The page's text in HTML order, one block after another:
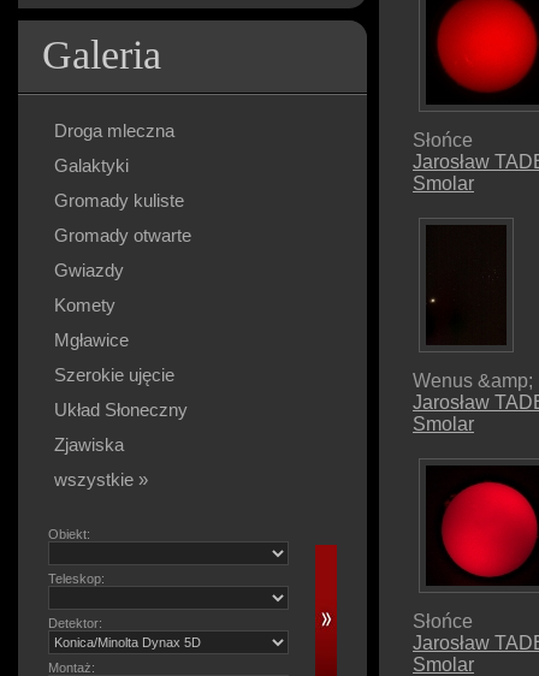
Galeria
Droga mleczna
Galaktyki
Gromady kuliste
Gromady otwarte
Gwiazdy
Komety
Mgławice
Szerokie ujęcie
Układ Słoneczny
Zjawiska
wszystkie »
Obiekt:
Teleskop:
Detektor:
Montaż:
Słońce
Jarosław
Smolar
Wenus &amp;
Jarosław
Smolar
Słońce
Jarosław
Smolar